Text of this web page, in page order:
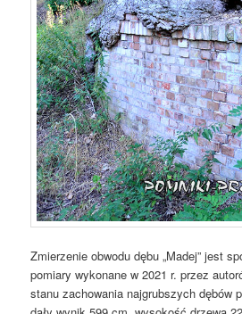
Zmierzenie obwodu dębu „Madej” jest
pomiary wykonane w 2021 r. przez
stanu zachowania najgrubszych dębów